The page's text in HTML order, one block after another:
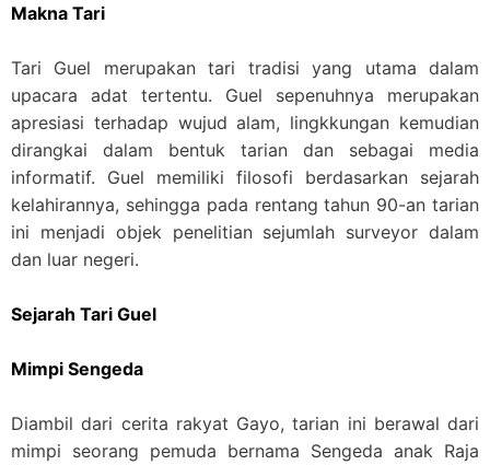
Makna Tari
Tari Guel merupakan tari tradisi yang utama dalam
upacara adat tertentu. Guel sepenuhnya merupakan
apresiasi terhadap wujud alam, lingkkungan kemudian
dirangkai dalam bentuk tarian dan sebagai media
informatif. Guel memiliki filosofi berdasarkan sejarah
kelahirannya, sehingga pada rentang tahun 90-an tarian
ini menjadi objek penelitian sejumlah surveyor dalam
dan luar negeri.
Sejarah Tari Guel
Mimpi Sengeda
Diambil dari cerita rakyat Gayo, tarian ini berawal dari
mimpi seorang pemuda bernama Sengeda anak Raja